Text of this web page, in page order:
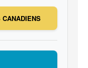
CANADIENS